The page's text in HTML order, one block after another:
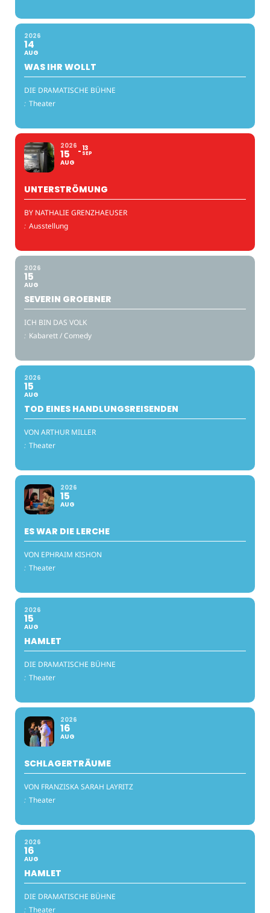
2026
14
AUG
WAS IHR WOLLT
DIE DRAMATISCHE BÜHNE
: Theater
2026
15
AUG
13
SEP
UNTERSTRÖMUNG
BY NATHALIE GRENZHAEUSER
: Ausstellung
2026
15
AUG
SEVERIN GROEBNER
ICH BIN DAS VOLK
: Kabarett / Comedy
2026
15
AUG
TOD EINES HANDLUNGSREISENDEN
VON ARTHUR MILLER
: Theater
2026
15
AUG
ES WAR DIE LERCHE
VON EPHRAIM KISHON
: Theater
2026
15
AUG
HAMLET
DIE DRAMATISCHE BÜHNE
: Theater
2026
16
AUG
SCHLAGERTRÄUME
VON FRANZISKA SARAH LAYRITZ
: Theater
2026
16
AUG
HAMLET
DIE DRAMATISCHE BÜHNE
: Theater